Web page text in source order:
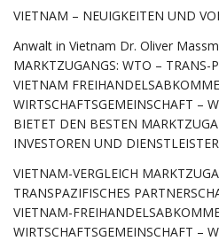
VIETNAM – NEUIGKEITEN UND
Anwalt in Vietnam Dr. Oliver
MARKTZUGANGS: WTO – TRANS-
VIETNAM
WIRTSCHAFTSGEMEINSCHAFT –
BIETET DEN BESTEN
INVESTOREN UND
VIETNAM-VERGLEICH
TRANSPAZIFISCHES
VIETNAM-
WIRTSCHAFTSGEMEINSCHAFT –